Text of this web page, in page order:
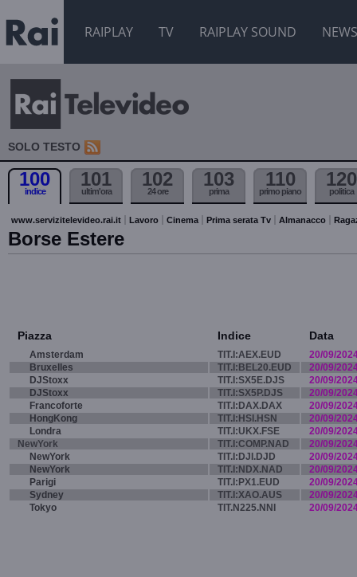
RAIPLAY TV RAIPLAY SOUND NEWS
SOLO TESTO
100
indice
101
ultim'ora
102
24 ore
103
prima
110
primo piano
120
politica
www.servizitelevideo.rai.it Lavoro Cinema Prima serata Tv Almanacco
Borse Estere
Piazza Indice Data
Amsterdam TIT.I:AEX.EUD
20/09/
Bruxelles
TIT.I:BEL20.EUD
20/09/
DJStoxx
TIT.I:SX5E.DJS
20/09/
DJStoxx
TIT.I:SX5P.DJS
20/09/
Francoforte
TIT.I:DAX.DAX
20/09/
HongKong
TIT.I:HSI.HSN
20/09/
Londra
TIT.I:UKX.FSE
20/09/
NewYork
TIT.I:COMP.NAD
20/09/
NewYork
TIT.I:DJI.DJD
20/09/
NewYork
TIT.I:NDX.NAD
20/09/
Parigi
TIT.I:PX1.EUD
20/09/
Sydney
TIT.I:XAO.AUS
20/09/
Tokyo
TIT.N225.NNI 20/09/